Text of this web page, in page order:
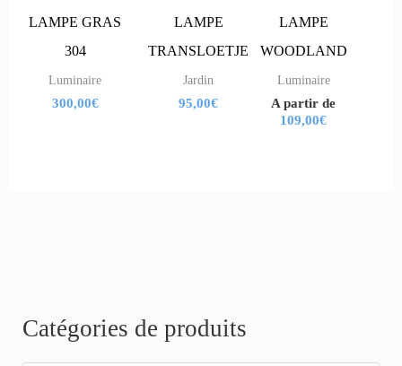
LAMPE GRAS
304
Luminaire
300,00€
LAMPE
TRANSLOETJE
Jardin
95,00€
LAMPE
WOODLAND
Luminaire
A partir de
109,00€
variations.
Les
options
peuvent
variations.
Les
options
peuvent
Catégories de produits
R